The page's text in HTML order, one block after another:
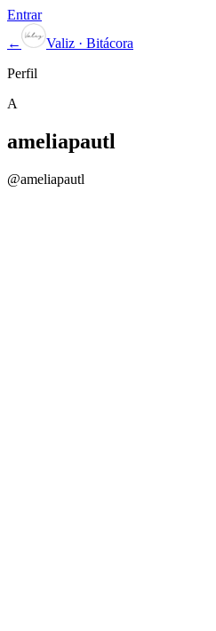
Entrar
←
Valiz · Bitácora
Perfil
A
ameliapautl
@ameliapautl